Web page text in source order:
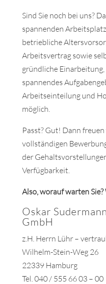
Sind Sie noch bei uns?
spannenden
betriebliche
Arbeitsvertrag sowie
gründliche
spannendes
Arbeitseinteilung und
möglich.
Passt? Gut! Dann
vollständigen
der
Verfügbarkeit.
Also, worauf warten
Oskar
GmbH
z.H. Herrn Lühr –
Wilhelm-Stein-Weg 26
22339 Hamburg
Tel. 040 / 555 66 03 – 00